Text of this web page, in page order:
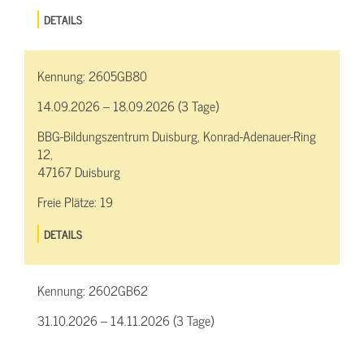
DETAILS
Kennung:2605GB80
14.09.2026 – 18.09.2026 (3 Tage)
BBG-Bildungszentrum Duisburg, Konrad-Adenauer-Ring
12,
47167 Duisburg
Freie Plätze: 19
DETAILS
Kennung:2602GB62
31.10.2026 – 14.11.2026 (3 Tage)